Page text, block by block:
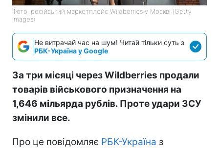
Фото: російський маркетплейс Wildberries у Москві (Getty
Images)
Не витрачай час на шум! Читай тільки суть з
РБК-Україна у Google
За три місяці через Wildberries продали
товарів військового призначення на
1,646 мільярда рублів. Проте удари ЗСУ
змінили все.
Про це повідомляє РБК-Україна з